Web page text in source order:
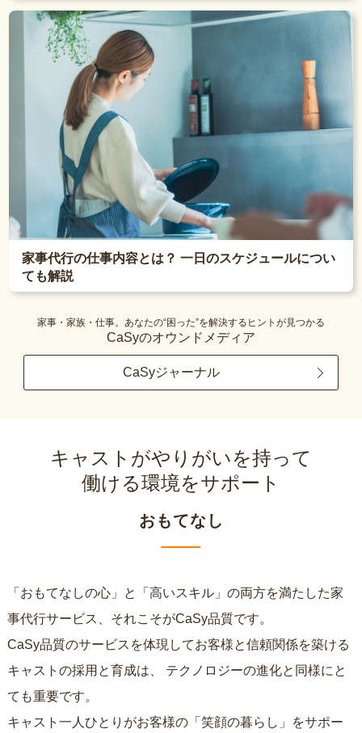
家事代行の仕事内容とは？ 一日のスケジュールについ
ても解説
家事・家族・仕事。あなたの“困った”を解決するヒントが見つかる
CaSyのオウンドメディア
CaSyジャーナル
キャストがやりがいを持って
働ける環境をサポート
おもてなし
「おもてなしの心」と「高いスキル」の両方を満たした家
事代行サービス、それこそがCaSy品質です。
CaSy品質のサービスを体現してお客様と信頼関係を築ける
キャストの採用と育成は、
ても重要です。
キャスト一人ひとりがお客様の「笑顔の暮らし」をサポー